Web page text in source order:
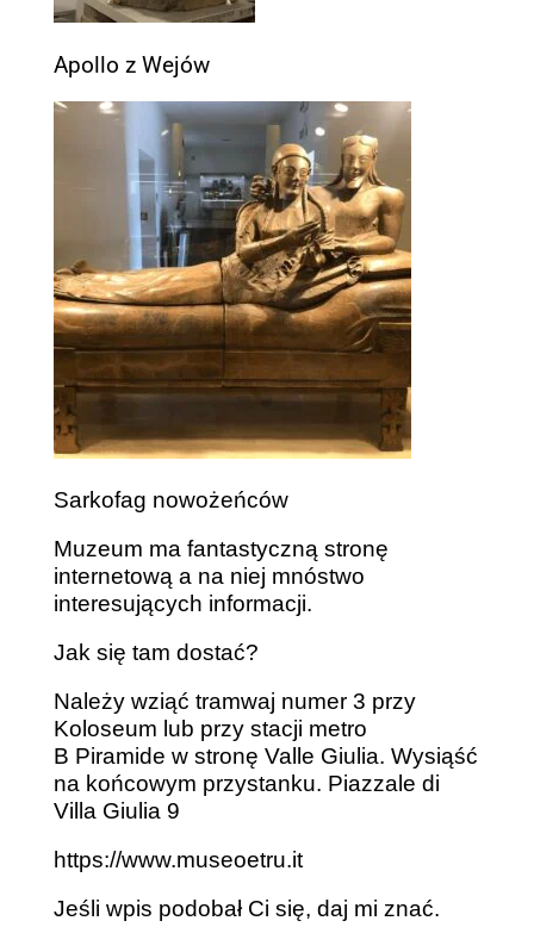
Apollo z Wejów
Sarkofag nowożeńców
Muzeum ma fantastyczną stronę
internetową a na niej mnóstwo
interesujących informacji.
Jak się tam dostać?
Należy wziąć tramwaj numer 3 przy
Koloseum lub przy stacji metro
B Piramide w stronę Valle Giulia. Wysiąść
na końcowym przystanku. Piazzale di
Villa Giulia 9
https://www.museoetru.it
Jeśli wpis podobał Ci się, daj mi znać.